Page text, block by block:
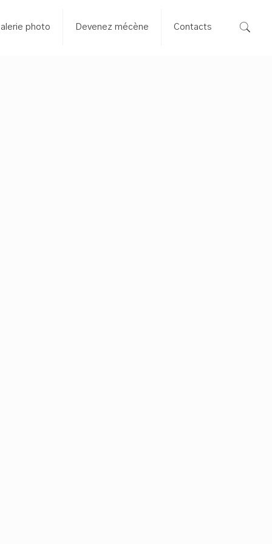
photo Devenez mécène Contacts